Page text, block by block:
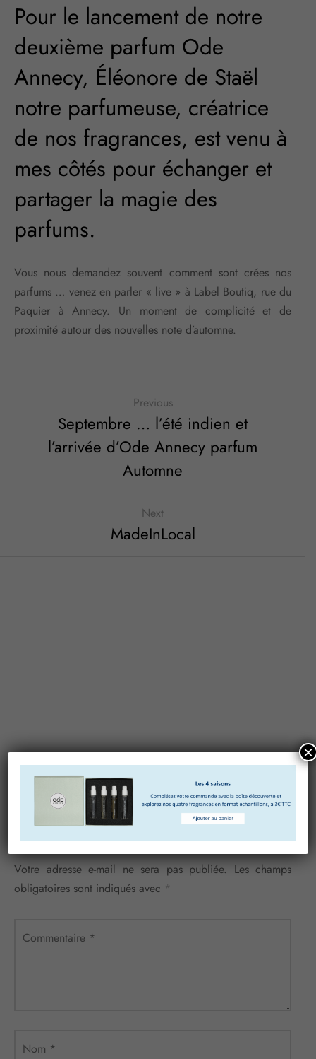
Pour le lancement de notre
deuxième parfum Ode
Annecy, Éléonore de Staël
notre parfumeuse, créatrice
de nos fragrances, est venu à
mes côtés pour échanger et
partager la magie des
parfums.
Vous nous demandez souvent comment sont crées nos
parfums … venez en parler « live » à Label Boutiq, rue du
Paquier à Annecy. Un moment de complicité et de
proximité autour des nouvelles note d’automne.
Previous
Septembre … l’été indien et
l’arrivée d’Ode Annecy parfum
Automne
Next
MadeInLocal
Laisser un commentaire
Votre adresse e-mail ne sera pas publiée. Les champs
obligatoires sont indiqués avec *
Commentaire *
Nom *
×